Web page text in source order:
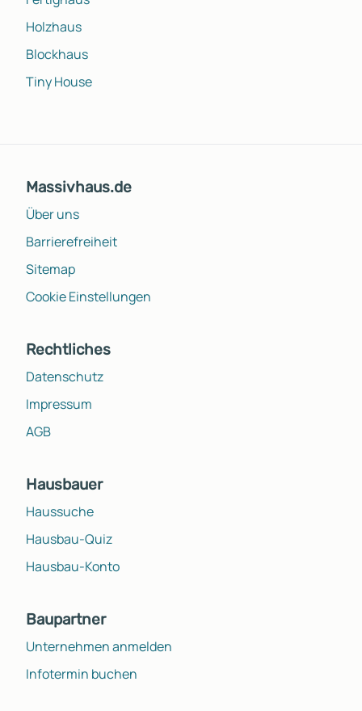
Holzhaus
Blockhaus
Tiny House
Massivhaus.de
Über uns
Barrierefreiheit
Sitemap
Cookie Einstellungen
Rechtliches
Datenschutz
Impressum
AGB
Hausbauer
Haussuche
Hausbau-Quiz
Hausbau-Konto
Baupartner
Unternehmen anmelden
Infotermin buchen